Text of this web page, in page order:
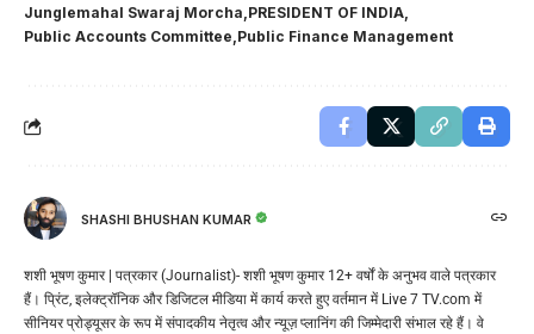
Junglemahal Swaraj Morcha PRESIDENT OF INDIA
Public Accounts Committee Public Finance Management
SHASHI BHUSHAN KUMAR
शशी भूषण कुमार | पत्रकार (Journalist)- शशी भूषण कुमार 12+ वर्षों के अनुभव वाले पत्रकार
हैं। प्रिंट, इलेक्ट्रॉनिक और डिजिटल मीडिया में कार्य करते हुए वर्तमान में Live 7 TV.com में
सीनियर प्रोड्यूसर के रूप में संपादकीय नेतृत्व और न्यूज़ प्लानिंग की जिम्मेदारी संभाल रहे हैं। वे